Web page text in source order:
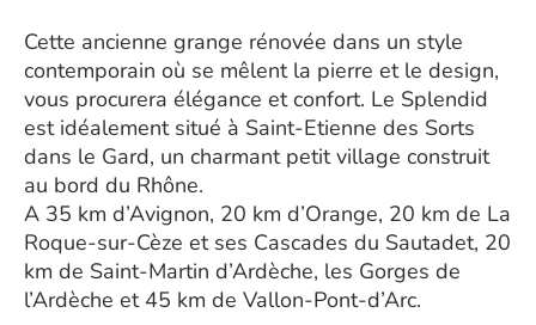
Cette ancienne grange rénovée dans un style
contemporain où se mêlent la pierre et le design,
vous procurera élégance et confort. Le Splendid
est idéalement situé à Saint-Etienne des Sorts
dans le Gard, un charmant petit village construit
au bord du Rhône.
A 35 km d’Avignon, 20 km d’Orange, 20 km de La
Roque-sur-Cèze et ses Cascades du Sautadet, 20
km de Saint-Martin d’Ardèche, les Gorges de
l’Ardèche et 45 km de Vallon-Pont-d’Arc.